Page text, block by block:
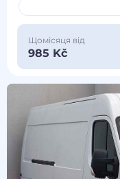
Щомісяця від
985 Kč